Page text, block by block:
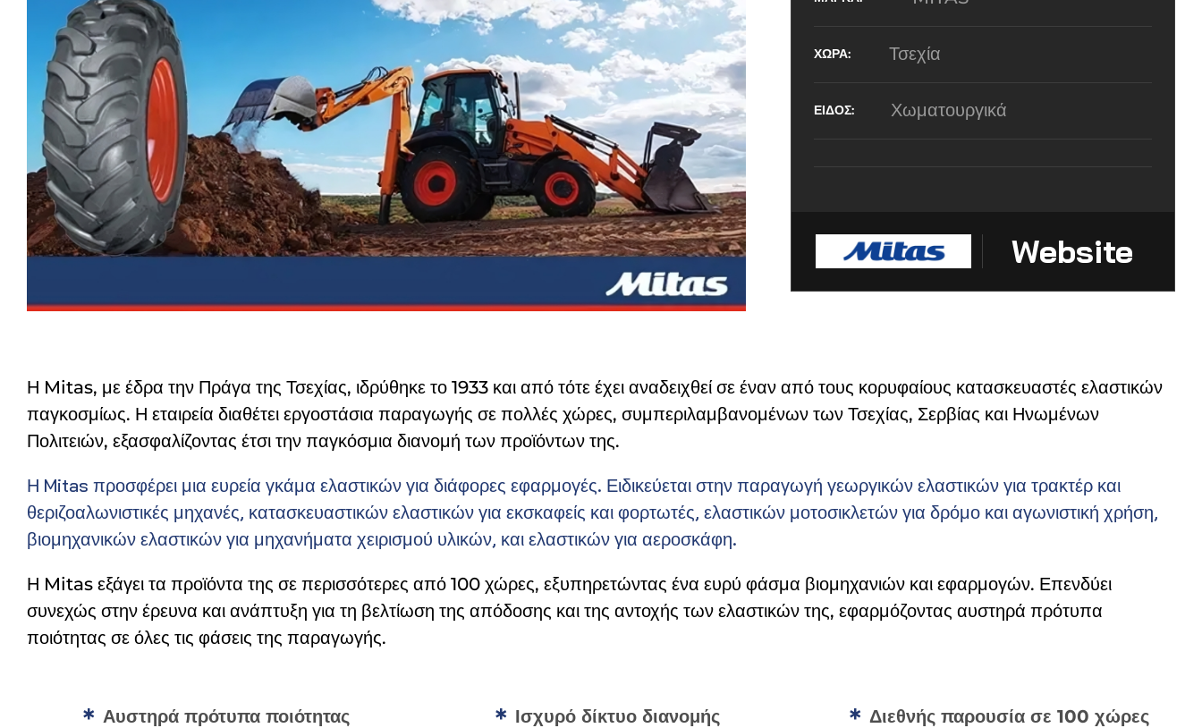
Τσεχία
Χωματουργικά
Website
Η Mitas, με έδρα την Πράγα της Τσεχίας, ιδρύθηκε το 1933 και από τότε έχει αναδειχθεί σε έναν από τους κορυφαίους κατασκευαστές ελαστικών
παγκοσμίως. Η εταιρεία διαθέτει εργοστάσια παραγωγής σε πολλές χώρες, συμπεριλαμβανομένων των Τσεχίας, Σερβίας και Ηνωμένων
Πολιτειών, εξασφαλίζοντας έτσι την παγκόσμια διανομή των προϊόντων της.
Η Mitas προσφέρει μια ευρεία γκάμα ελαστικών για διάφορες εφαρμογές. Ειδικεύεται στην παραγωγή γεωργικών ελαστικών για τρακτέρ και
θεριζοαλωνιστικές μηχανές, κατασκευαστικών ελαστικών για εκσκαφείς και φορτωτές, ελαστικών μοτοσικλετών για δρόμο και αγωνιστική χρήση,
βιομηχανικών ελαστικών για μηχανήματα χειρισμού υλικών, και ελαστικών για αεροσκάφη.
Η Mitas εξάγει τα προϊόντα της σε περισσότερες από 100 χώρες, εξυπηρετώντας ένα ευρύ φάσμα βιομηχανιών και εφαρμογών. Επενδύει
συνεχώς στην έρευνα και ανάπτυξη για τη βελτίωση της απόδοσης και της αντοχής των ελαστικών της, εφαρμόζοντας αυστηρά πρότυπα
ποιότητας σε όλες τις φάσεις της παραγωγής.
Αυστηρά πρότυπα ποιότητας Ισχυρό δίκτυο διανομής Διεθνής παρουσία σε 100 χώρες